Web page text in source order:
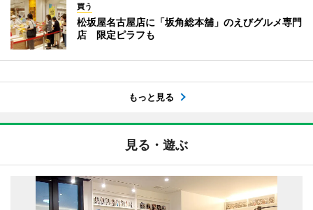
買う
松坂屋名古屋店に「坂角総本舖」のえびグルメ専門
店 限定ピラフも
もっと見る
見る・遊ぶ